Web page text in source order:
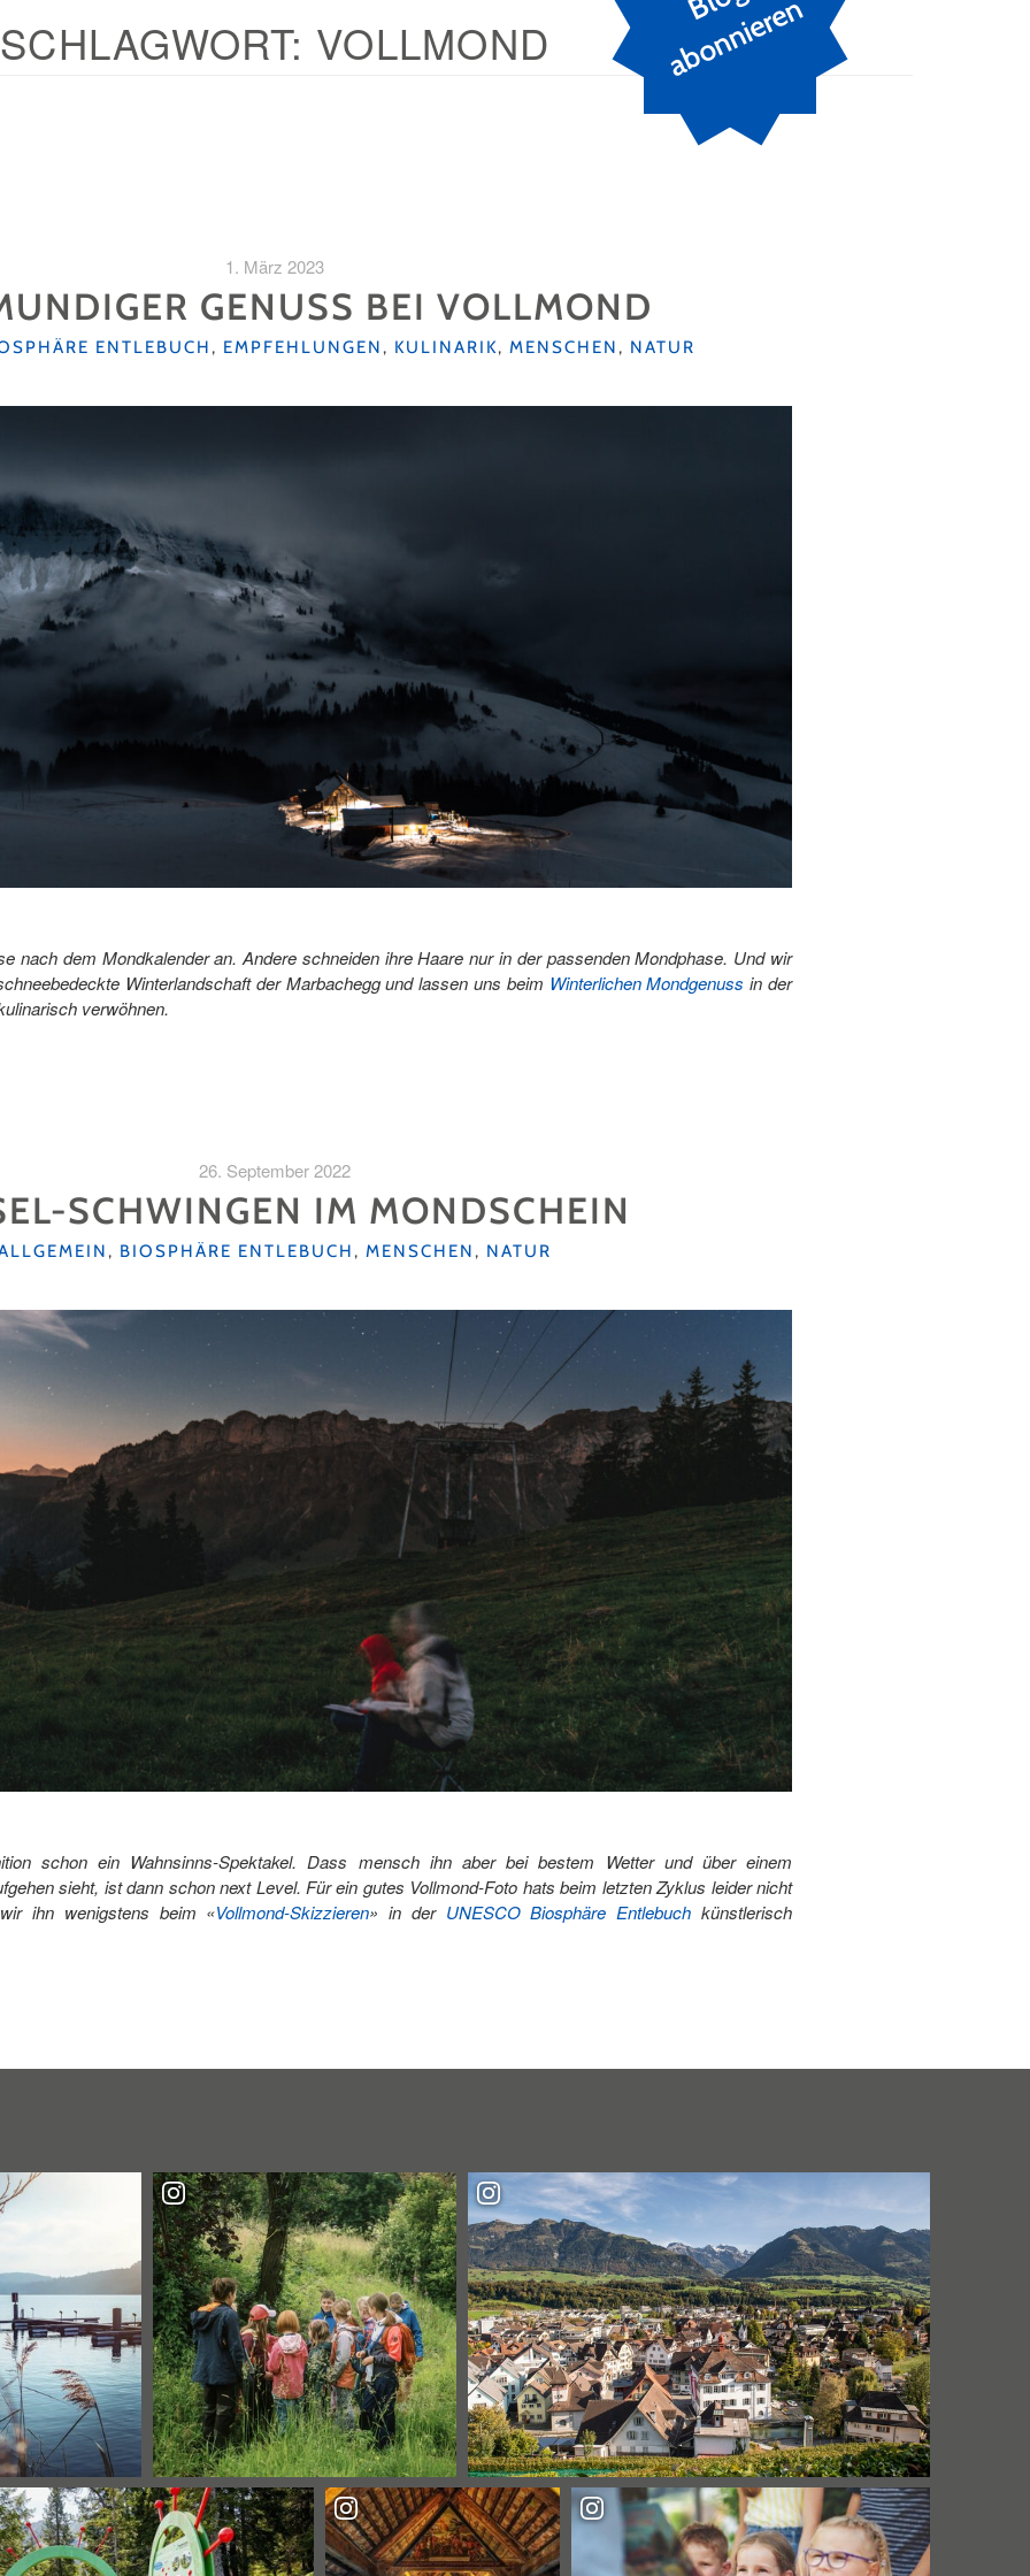
n
SCHLAGWORT: VOLLMOND
1. März 2023
GENUSS BEI VOLLMOND
ENTLEBUCH, EMPFEHLUNGEN, KULINARIK, MENSCHEN, NATUR
nach dem Mondkalender an. Andere schneiden ihre Haare nur in der passenden Mondphase. Und wir
Winterlandschaft der Marbachegg und lassen uns beim Winterlichen Mondgenuss in der
verwöhnen.
26. September 2022
SCHWINGEN IM MONDSCHEIN
, BIOSPHÄRE ENTLEBUCH, MENSCHEN, NATUR
schon ein Wahnsinns-Spektakel. Dass mensch ihn aber bei bestem Wetter und über einem
sieht, ist dann schon next Level. Für ein gutes Vollmond-Foto hats beim letzten Zyklus leider nicht
ihn wenigstens beim «Vollmond-Skizzieren» in der UNESCO Biosphäre Entlebuch künstlerisch